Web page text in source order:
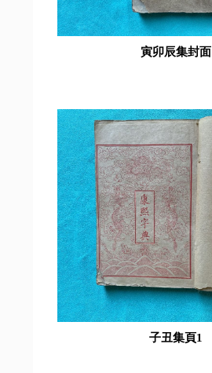
寅卯辰集封面
子丑集頁1